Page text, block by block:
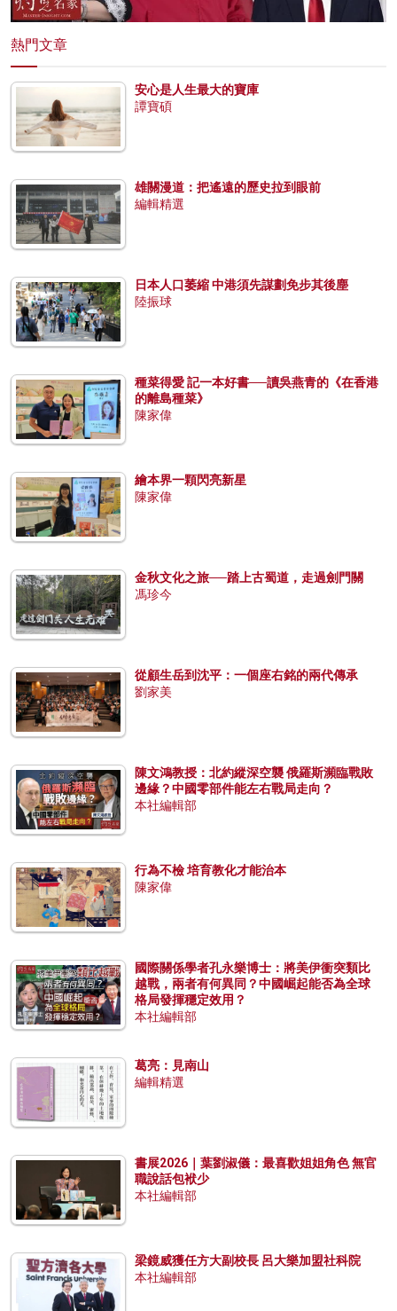
熱門文章
安心是人生最大的寶庫
譚寶碩
雄關漫道：把遙遠的歷史拉到眼前
編輯精選
日本人口萎縮 中港須先謀劃免步其後塵
陸振球
種菜得愛 記一本好書──讀吳燕青的《在香港
的離島種菜》
陳家偉
繪本界一顆閃亮新星
陳家偉
金秋文化之旅──踏上古蜀道，走過劍門關
馮珍今
從顧生岳到沈平：一個座右銘的兩代傳承
劉家美
陳文鴻教授：北約縱深空襲 俄羅斯瀕臨戰敗
邊緣？中國零部件能左右戰局走向？
本社編輯部
行為不檢 培育教化才能治本
陳家偉
國際關係學者孔永樂博士：將美伊衝突類比
越戰，兩者有何異同？中國崛起能否為全球
格局發揮穩定效用？
本社編輯部
葛亮：見南山
編輯精選
書展2026｜葉劉淑儀：最喜歡姐姐角色 無官
職說話包袱少
本社編輯部
梁鏡威獲任方大副校長 呂大樂加盟社科院
本社編輯部